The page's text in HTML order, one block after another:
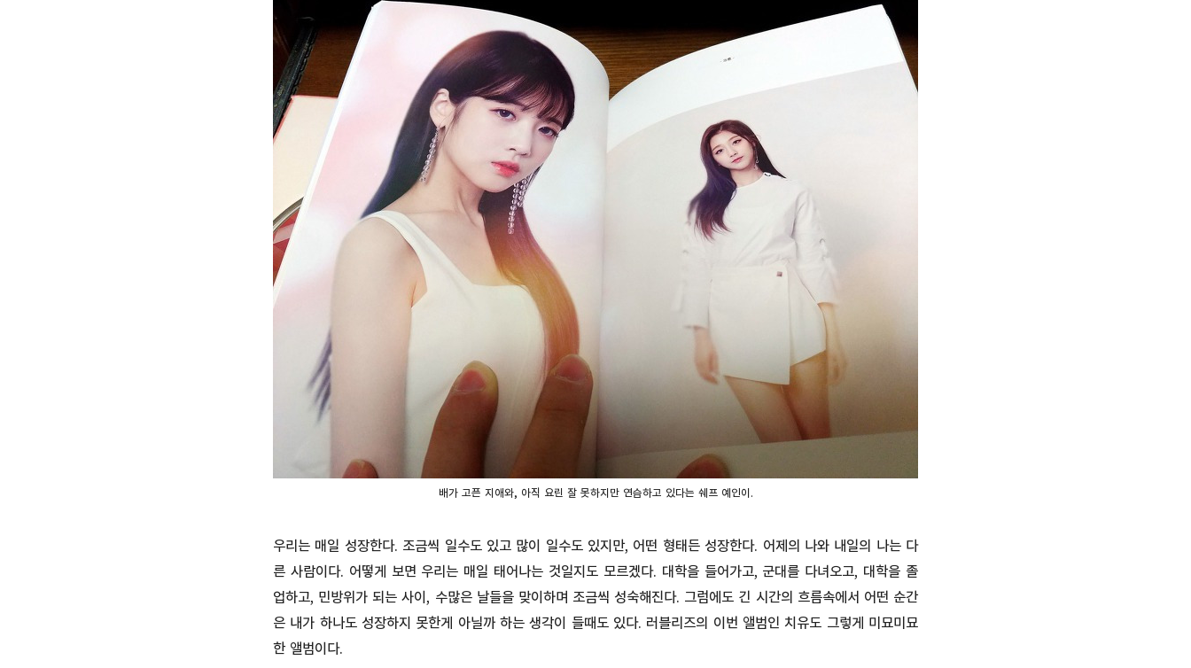
배가 고픈 지애와, 아직 요린 잘 못하지만 연습하고 있다는 쉐프 예인이.
우리는 매일 성장한다. 조금씩 일수도 있고 많이 일수도 있지만, 어떤 형태든 성장한다. 어제의 나와 내일의 나는 다
른 사람이다. 어떻게 보면 우리는 매일 태어나는 것일지도 모르겠다. 대학을 들어가고, 군대를 다녀오고, 대학을 졸
업하고, 민방위가 되는 사이, 수많은 날들을 맞이하며 조금씩 성숙해진다. 그럼에도 긴 시간의 흐름속에서 어떤 순간
은 내가 하나도 성장하지 못한게 아닐까 하는 생각이 들때도 있다. 러블리즈의 이번 앨범인 치유도 그렇게 미묘미묘
한 앨범이다.